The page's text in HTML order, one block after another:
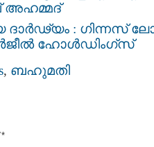
അഹമ്മദ്
: ഗിന്നസ്
ഹോൾഡിംഗ്‌സ്
, ബഹുമതി